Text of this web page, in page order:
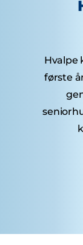
Hvalpe
første